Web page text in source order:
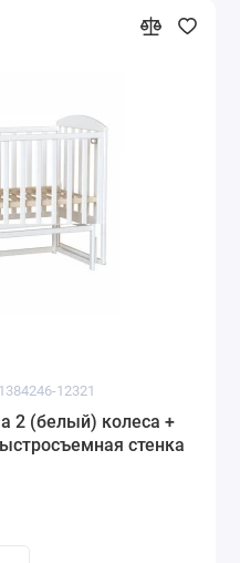
12321
2 (белый) колеса +
стенка